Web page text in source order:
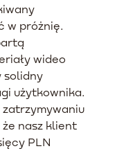
w próżnię.
wideo
solidny
użytkownika.
nasz klient
PLN